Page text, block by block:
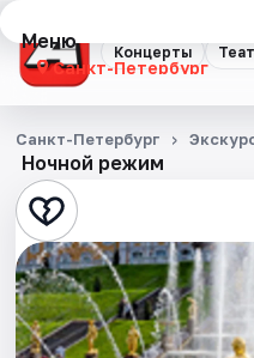
Концерты
Меню
Санкт-Петербург
Концерты
Театр
Стендап
Выставки
Квесты
Ночной режим
Санкт-Петербург